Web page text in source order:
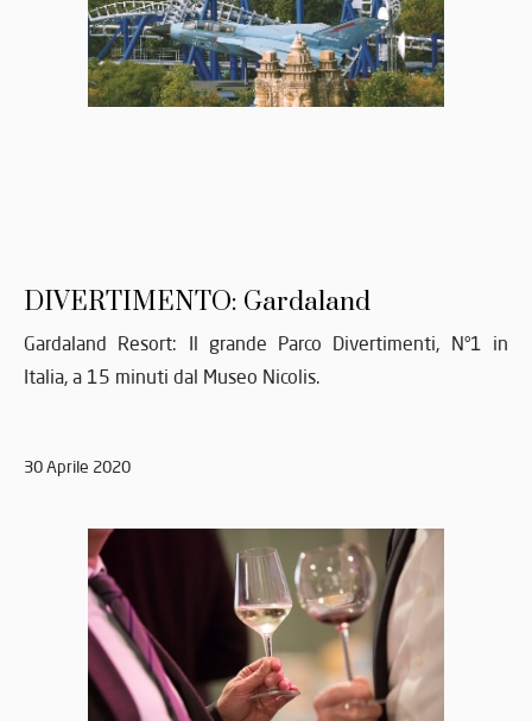
DIVERTIMENTO: Gardaland
Gardaland Resort: Il grande Parco Divertimenti, N°1 in
Italia, a 15 minuti dal Museo Nicolis.
30 Aprile 2020